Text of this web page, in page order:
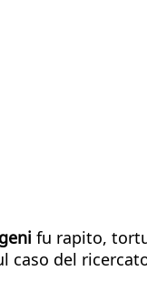
fu rapito,
caso del